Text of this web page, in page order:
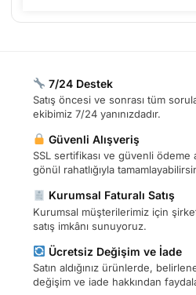
7/24 Destek
Satış öncesi ve sonrası tüm
ekibimiz 7/24 yanınızdadır.
Güvenli Alışveriş
SSL sertifikası ve güvenli ödeme
gönül rahatlığıyla
Kurumsal Faturalı Satış
Kurumsal müşterilerimiz için
satış imkânı sunuyoruz.
Ücretsiz Değişim ve İade
Satın aldığınız ürünlerde,
değişim ve iade hakkından